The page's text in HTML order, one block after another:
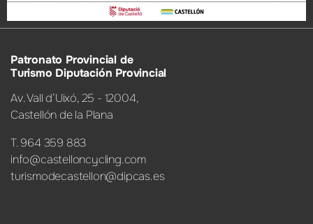
Patronato Provincial de
Turismo Diputación Provincial
Av. Vall d’Uixó, 25 - 12004,
Castellón de la Plana
T. 964 359 883
info@castelloncycling.com
turismodecastellon@dipcas.es